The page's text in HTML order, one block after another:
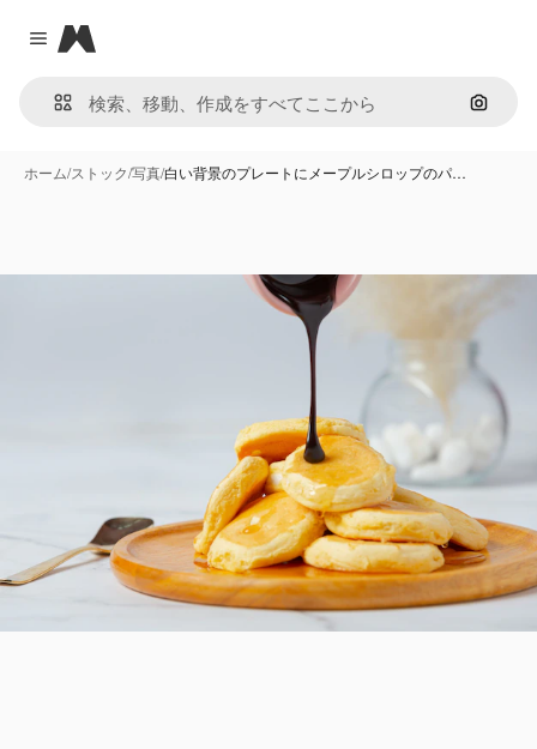
Close menu
Magnific
画像で
ホーム/ストック/写真/白い背景のプレートにメープルシロップのパ…